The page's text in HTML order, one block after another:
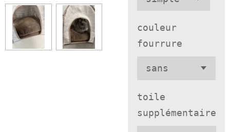
couleur
fourrure
toile
supplémentaire